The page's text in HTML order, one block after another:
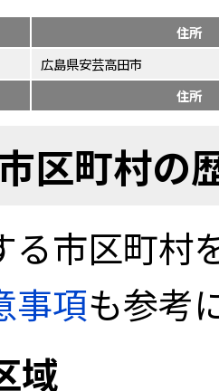
住所
広島県安芸高田市
住所
区町村の
る市区町村
事項も参考
域